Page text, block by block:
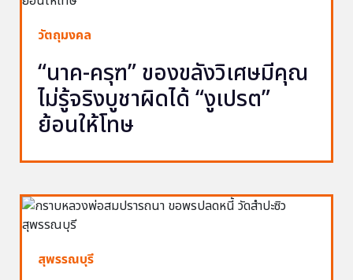
วัตถุมงคล
“นาค-ครุฑ” ของขลังวิเศษมีคุณ
ไม่รู้จริงบูชาผิดได้ “งูเปรต”
ย้อนให้โทษ
สุพรรณบุรี